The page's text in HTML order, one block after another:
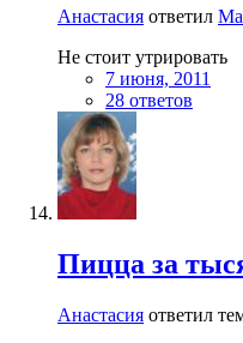
Анастасия ответил
Не стоит утрировать
7 июня, 2011
28 ответов
Пицца за
Анастасия ответил